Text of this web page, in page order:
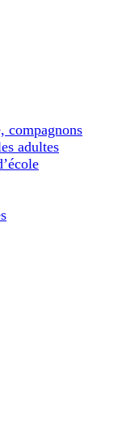
compagnons
adultes